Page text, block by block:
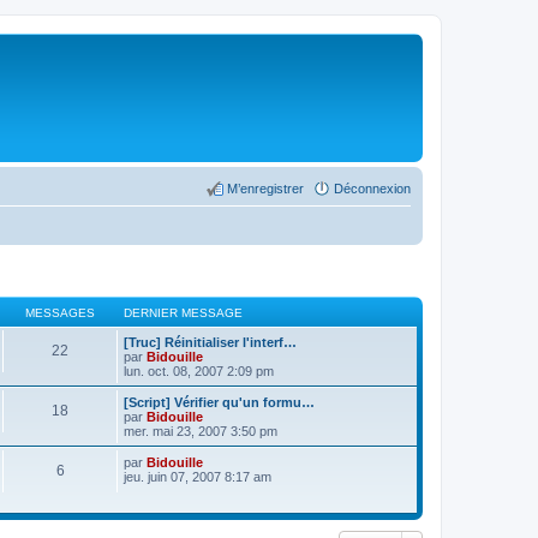
Déconnexion
M’enregistrer
MESSAGES DERNIER MESSAGE
22
[Truc] Réinitialiser l'interf…
par Bidouille
lun. oct. 08, 2007 2:09 pm
18
[Script] Vérifier qu'un formu…
par Bidouille
mer. mai 23, 2007 3:50 pm
6 par Bidouille
jeu. juin 07, 2007 8:17 am